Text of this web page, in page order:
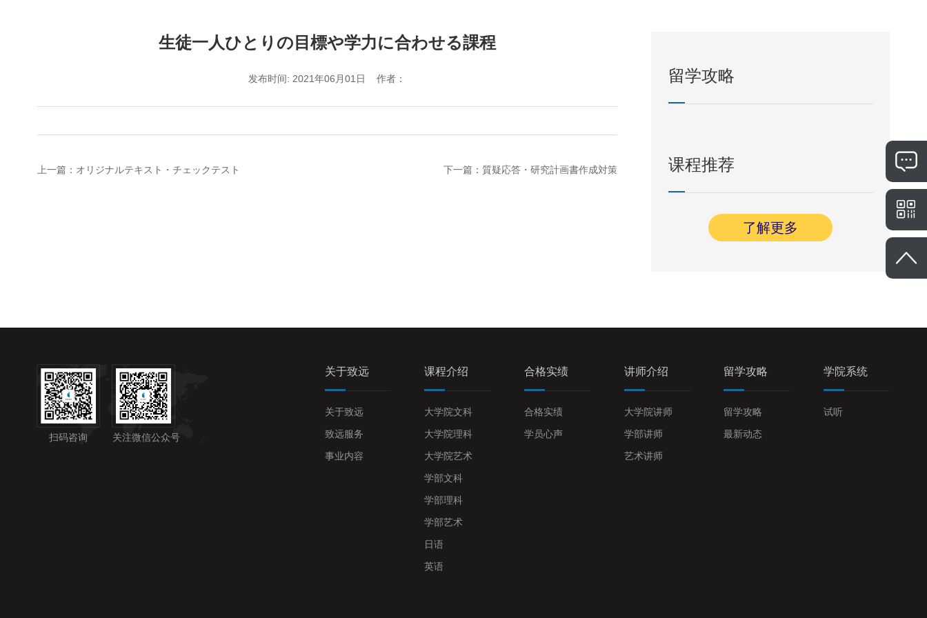
留学攻略
课程推荐
了解更多
生徒一人ひとりの目標や学力に合わせる課程
发布时间: 2021年06月01日 作者：
上一篇：オリジナルテキスト・チェックテスト 下一篇：質疑応答・研究計画書作成対策
扫码咨询 关注微信公众号
关于致远
关于致远
致远服务
事业内容
课程介绍
大学院文科
大学院理科
大学院艺术
学部文科
学部理科
学部艺术
日语
英语
合格实绩
合格实绩
学员心声
讲师介绍
大学院讲师
学部讲师
艺术讲师
留学攻略
留学攻略
最新动态
学院系统
试听